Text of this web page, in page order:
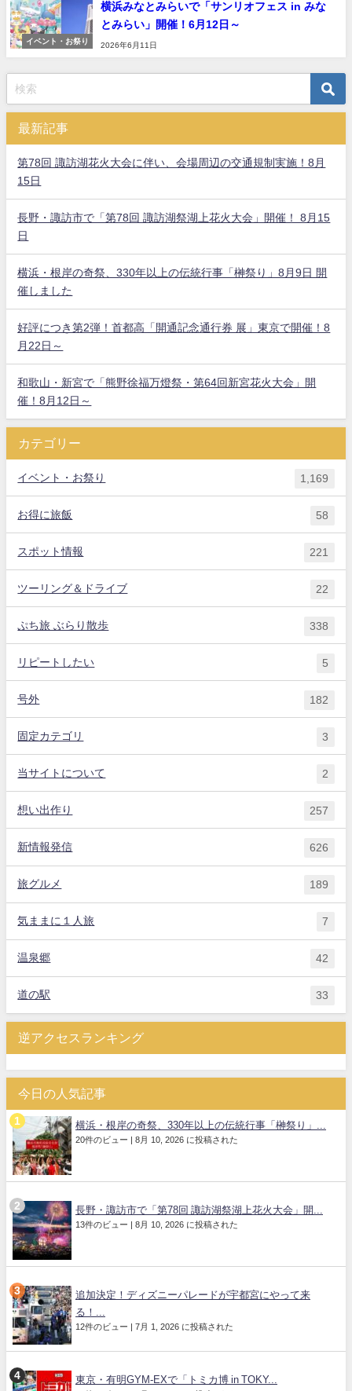
イベント・お祭り
横浜みなとみらいで「サンリオフェス in みな
とみらい」開催！6月12日～
2026年6月11日
最新記事
第78回 諏訪湖花火大会に伴い、会場周辺の交通規制実施！8月
15日
長野・諏訪市で「第78回 諏訪湖祭湖上花火大会」開催！ 8月15
日
横浜・根岸の奇祭、330年以上の伝統行事「榊祭り」8月9日 開
催しました
好評につき第2弾！首都高「開通記念通行券 展」東京で開催！8
月22日～
和歌山・新宮で「熊野徐福万燈祭・第64回新宮花火大会」開
催！8月12日～
カテゴリー
イベント・お祭り 1,169
お得に旅飯 58
スポット情報 221
ツーリング＆ドライブ 22
ぷち旅 ぶらり散歩 338
リピートしたい 5
号外 182
固定カテゴリ 3
当サイトについて 2
想い出作り 257
新情報発信 626
旅グルメ 189
気ままに１人旅 7
温泉郷 42
道の駅 33
逆アクセスランキング
今日の人気記事
横浜・根岸の奇祭、330年以上の伝統行事「榊祭り」...
20件のビュー | 8月 10, 2026 に投稿された
長野・諏訪市で「第78回 諏訪湖祭湖上花火大会」開...
13件のビュー | 8月 10, 2026 に投稿された
追加決定！ディズニーパレードが宇都宮にやって来
る！...
12件のビュー | 7月 1, 2026 に投稿された
東京・有明GYM-EXで「トミカ博 in TOKY...